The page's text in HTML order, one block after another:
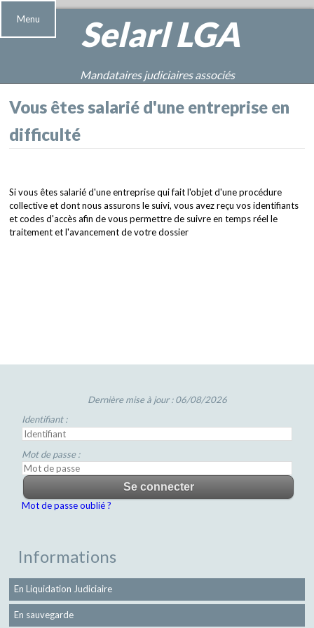
SelarlLGA
Mandataires judiciaires associés
Menu
Vous êtes salarié d'une entreprise en
difficulté
Si vous êtes salarié d'une entreprise qui fait l'objet d'une procédure
collective et dont nous assurons le suivi, vous avez reçu vos identifiants
et codes d'accès afin de vous permettre de suivre en temps réel le
traitement et l'avancement de votre dossier
Dernière mise à jour : 06/08/2026
Identifiant :
Mot de passe :
Mot de passe oublié ?
Informations
En Liquidation Judiciaire
En sauvegarde